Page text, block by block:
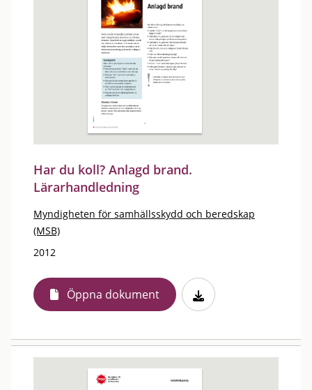
Har du koll? Anlagd brand.
Lärarhandledning
Myndigheten för samhällsskydd och beredskap
(MSB)
2012
Öppna dokument